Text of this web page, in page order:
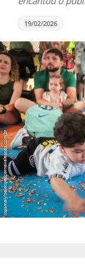
19/02/2026